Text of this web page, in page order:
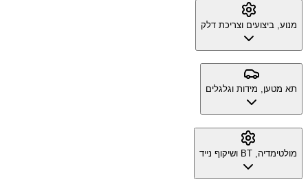
מנוע, ביצועים וצריכת דלק
תא מטען, מידות וגלגלים
מולטימדיה, BT ושיקוף נייד